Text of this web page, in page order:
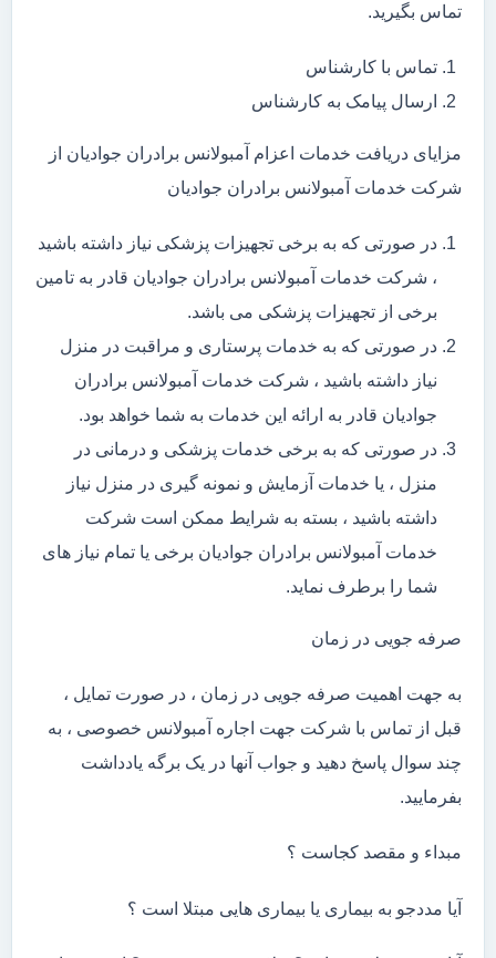
تماس بگیرید.
تماس با کارشناس
ارسال پیامک به کارشناس
مزایای دریافت خدمات اعزام آمبولانس برادران جوادیان از
شرکت خدمات آمبولانس برادران جوادیان
در صورتی که به برخی تجهیزات پزشکی نیاز داشته باشید
، شرکت خدمات آمبولانس برادران جوادیان قادر به تامین
برخی از تجهیزات پزشکی می باشد.
در صورتی که به خدمات پرستاری و مراقبت در منزل
نیاز داشته باشید ، شرکت خدمات آمبولانس برادران
جوادیان قادر به ارائه این خدمات به شما خواهد بود.
در صورتی که به برخی خدمات پزشکی و درمانی در
منزل ، یا خدمات آزمایش و نمونه گیری در منزل نیاز
داشته باشید ، بسته به شرایط ممکن است شرکت
خدمات آمبولانس برادران جوادیان برخی یا تمام نیاز های
شما را برطرف نماید.
صرفه جویی در زمان
به جهت اهمیت صرفه جویی در زمان ، در صورت تمایل ،
قبل از تماس با شرکت جهت اجاره آمبولانس خصوصی ، به
چند سوال پاسخ دهید و جواب آنها در یک برگه یادداشت
بفرمایید.
مبداء و مقصد کجاست ؟
آیا مددجو به بیماری یا بیماری هایی مبتلا است ؟